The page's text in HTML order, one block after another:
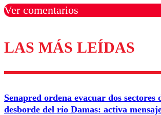
Ver comentarios
Los comentarios son moderados para
diálogo respetuoso.
Correo
LAS MÁS LEÍDAS
Senapred ordena evacuar dos sectores
desborde del río Damas: activa